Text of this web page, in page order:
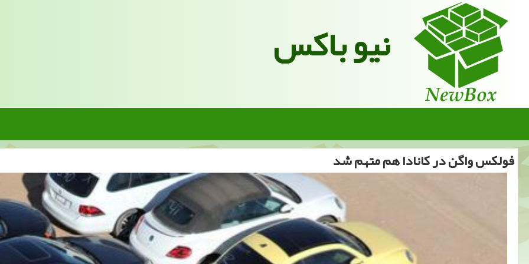
نیو باکس
فولكس واگن در كانادا هم متهم شد